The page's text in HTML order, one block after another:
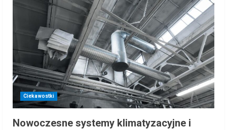
Ciekawostki
Nowoczesne systemy klimatyzacyjne i